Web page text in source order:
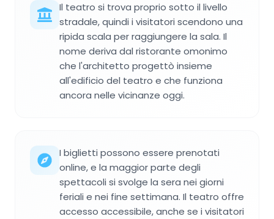
Il teatro si trova proprio sotto il livello
stradale, quindi i visitatori scendono una
ripida scala per raggiungere la sala. Il
nome deriva dal ristorante omonimo
che l'architetto progettò insieme
all'edificio del teatro e che funziona
ancora nelle vicinanze oggi.
I biglietti possono essere prenotati
online, e la maggior parte degli
spettacoli si svolge la sera nei giorni
feriali e nei fine settimana. Il teatro offre
accesso accessibile, anche se i visitatori